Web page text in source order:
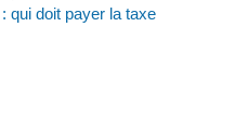
qui doit payer la taxe